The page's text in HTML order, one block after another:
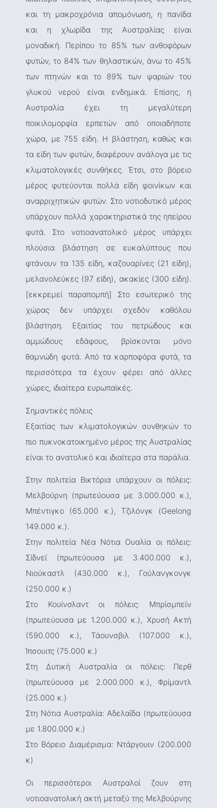
και τη μακροχρόνια απομόνωση, η πανίδα
και η χλωρίδα της Αυστραλίας είναι
μοναδική. Περίπου το 85% των ανθοφόρων
φυτών, το 84% των θηλαστικών, άνω το 45%
των πτηνών και το 89% των ψαριών του
γλυκού νερού είναι ενδημικά. Επίσης, η
Αυστραλία έχει τη μεγαλύτερη
ποικιλομορφία ερπετών από οποιαδήποτε
χώρα, με 755 είδη. Η βλάστηση, καθώς και
τα είδη των φυτών, διαφέρουν ανάλογα με τις
κλιματολογικές συνθήκες. Έτσι, στο βόρειο
μέρος φυτεύονται πολλά είδη φοινίκων και
αναρριχητικών φυτών. Στο νοτιοδυτικό μέρος
υπάρχουν πολλά χαρακτηριστικά της ηπείρου
φυτά. Στο νοτιοανατολικό μέρος υπάρχει
πλούσια βλάστηση σε ευκαλύπτους που
φτάνουν τα 135 είδη, καζουαρίνες (21 είδη),
μελανολεύκες (97 είδη), ακακίες (300 είδη).
[εκκρεμεί παραπομπή] Στο εσωτερικό της
χώρας δεν υπάρχει σχεδόν καθόλου
βλάστηση. Εξαιτίας του πετρώδους και
αμμώδους εδάφους, βρίσκονται μόνο
θαμνώδη φυτά. Από τα καρποφόρα φυτά, τα
περισσότερα τα έχουν φέρει από άλλες
χώρες, ιδιαίτερα ευρωπαϊκές.
Σημαντικές πόλεις
Εξαιτίας των κλιματολογικών συνθηκών το
πιο πυκνοκατοικημένο μέρος της Αυστραλίας
είναι το ανατολικό και ιδιαίτερα στα παράλια.
Στην πολιτεία Βικτόρια υπάρχουν οι πόλεις:
Μελβούρνη (πρωτεύουσα με 3.000.000 κ.),
Μπέντιγκο (65.000 κ.), Τζιλόνγκ (Geelong
149.000 κ.).
Στην πολιτεία Νέα Νότια Ουαλία οι πόλεις:
Σίδνεϊ (πρωτεύουσα με 3.400.000 κ.),
Νιούκαστλ (430.000 κ.), Γούλανγκονγκ
(250.000 κ.)
Στο Κουίνσλαντ οι πόλεις: Μπρίσμπεϊν
(πρωτεύουσα με 1.200.000 κ.), Χρυσή Ακτή
(590.000 κ.), Τάουνσβιλ (107.000 κ.),
Ίπσουιτς (75.000 κ.)
Στη Δυτική Αυστραλία οι πόλεις: Περθ
(πρωτεύουσα με 2.000.000 κ.), Φρίμαντλ
(25.000 κ.)
Στη Νότια Αυστραλία: Αδελαΐδα (πρωτεύουσα
με 1.800.000 κ.)
Στο Βόρειο Διαμέρισμα: Ντάργουιν (200.000
κ)
Οι περισσότεροι Αυστραλοί ζουν στη
νοτιοανατολική ακτή μεταξύ της Μελβούρνης